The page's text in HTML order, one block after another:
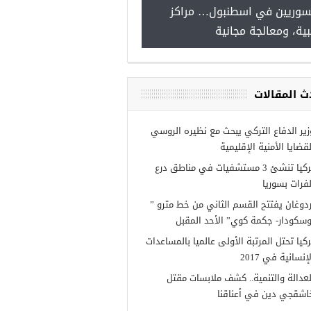
للسوريين في اسطنبول… مراكز
طبية، ومعالجة مجانية
في
الدفاع التركي يبحث مع نظيره الروسي
الأمنية الإقليمية
بسوريا
يفتتح القسم الثاني من خط مترو ”
جكمة كوي” الأحد المقبل
تحتل المرتبة الأولى عالميا بالمساعدات
في 2017
والتنمية.. كشف ملابسات مقتل